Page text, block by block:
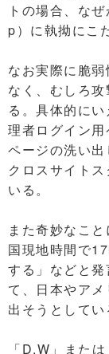
トの場合、な
p）に執拗にこ
なお実際に脆
なく、むしろ
る。具体的に
理者ログイン
ページの洗い
クロスサイト
いる。
また奇妙なこ
国現地時間で
する」などと
て、日本やア
出そうとしてい
「D.W」また